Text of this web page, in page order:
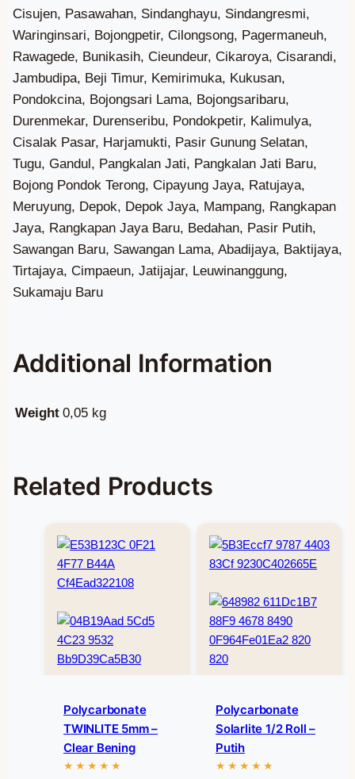
Additional Information
Weight 0,05 kg
Related Products
Polycarbonate
TWINLITE 5mm –
Clear Bening
Polycarbonate
Solarlite 1/2 Roll –
Putih